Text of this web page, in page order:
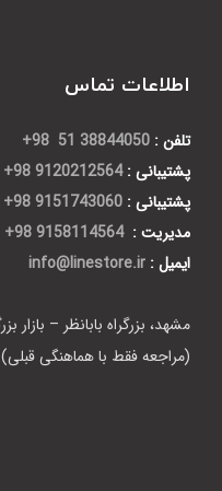
اطلاعات تماس
تلفن : 38844050 51 98+
پشتیبانی : 9120212564 98+
پشتیبانی : 9151743060 98+
مدیریت : 9158114564 98+
ایمیل : info@linestore.ir
(مراجعه فقط با هماهنگی قبلی)